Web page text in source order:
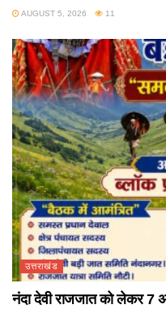
AUGUST 5, 2026 11
उत्तराखंड
नंदा देवी राजजात को लेकर 7